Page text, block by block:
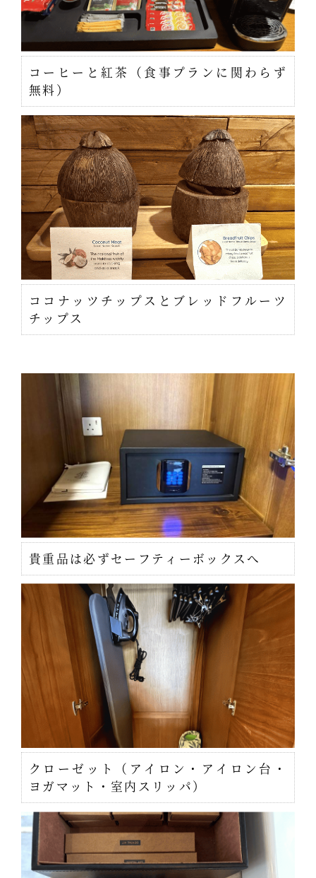
コーヒーと紅茶（食事プランに関わらず
無料）
ココナッツチップスとブレッドフルーツ
チップス
貴重品は必ずセーフティーボックスへ
クローゼット（アイロン・アイロン台・
ヨガマット・室内スリッパ）